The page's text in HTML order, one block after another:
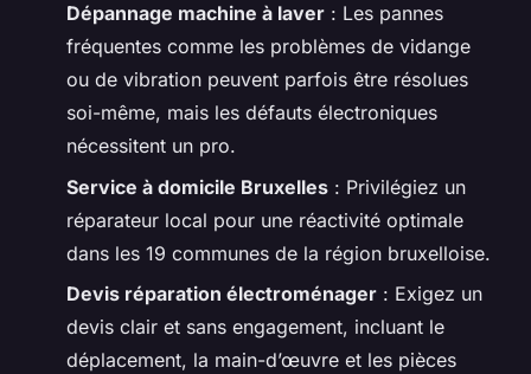
Dépannage machine à laver : Les pannes
fréquentes comme les problèmes de vidange
ou de vibration peuvent parfois être résolues
soi-même, mais les défauts électroniques
nécessitent un pro.
Service à domicile Bruxelles : Privilégiez un
réparateur local pour une réactivité optimale
dans les 19 communes de la région bruxelloise.
Devis réparation électroménager : Exigez un
devis clair et sans engagement, incluant le
déplacement, la main-d’œuvre et les pièces